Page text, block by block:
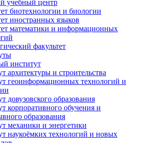
учебный центр
биотехнологии и биологии
иностранных языков
математики и информационных
факультет
институт
архитектуры и строительства
геоинформационных технологий и
довузовского образования
корпоративного обучения и
образования
механики и энергетики
наукоёмких технологий и новых